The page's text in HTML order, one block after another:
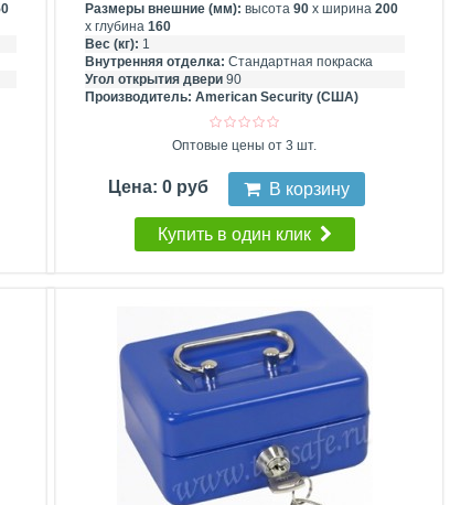
Размеры внешние (мм): высота 90х ширина 200
х глубина 160
Вес (кг): 1
Внутренняя отделка: Стандартная покраска
Угол открытия двери90
Производитель: American Security (США)
Оптовые цены от 3 шт.
Цена: 0 руб В корзину
Купить в один клик